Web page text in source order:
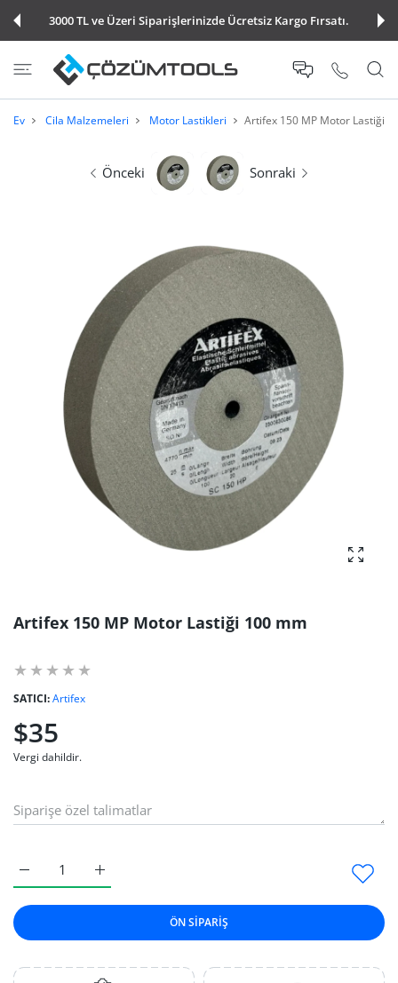
ATLA 3000 TL ve Üzeri Siparişlerinizde Ücretsiz Kargo Fırsatı.
Ev Cila Malzemeleri Motor Lastikleri Artifex 150 MP Motor Lastiği
Önceki Sonraki
Artifex 150 MP Motor Lastiği 100 mm
SATICI:Artifex
$35
Vergi dahildir.
Artifex 150 MP Motor Lastiği 100 mm Default
Artifex 150 MP Motor Lastiği 100 mm Default Title için adedi
ÖN SIPARIŞ